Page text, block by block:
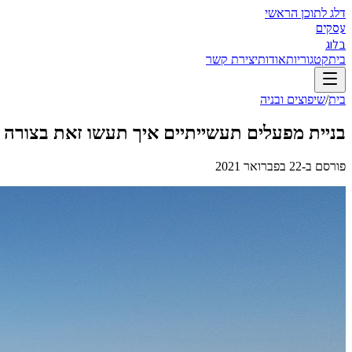
דלג לתוכן הראשי
עסקים
בלוג
ביתקטגוריותאודותיצירת קשר
בית/שיפוצים ובניה
בניית מפעלים תעשייתיים איך תעשו זאת בצורה
פורסם ב-22 בפברואר 2021